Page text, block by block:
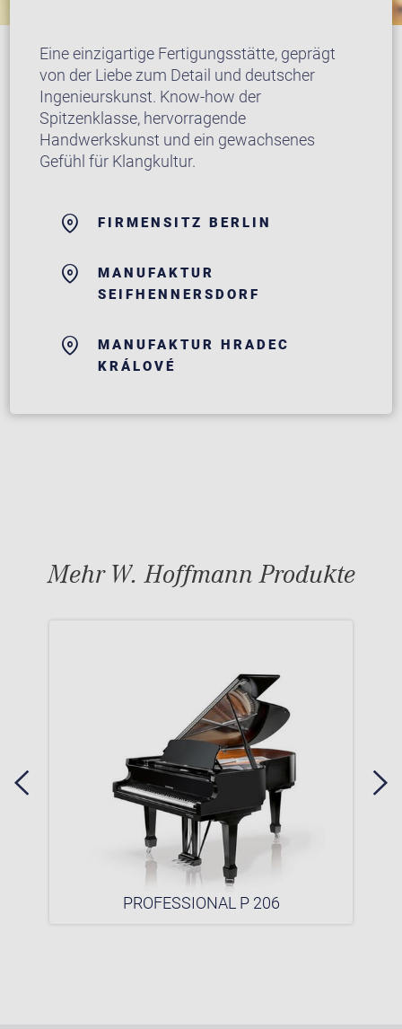
Eine einzigartige Fertigungsstätte, geprägt
von der Liebe zum Detail und deutscher
Ingenieurskunst. Know-how der
Spitzenklasse, hervorragende
Handwerkskunst und ein gewachsenes
Gefühl für Klangkultur.
FIRMENSITZ BERLIN
MANUFAKTUR
SEIFHENNERSDORF
MANUFAKTUR HRADEC
KRÁLOVÉ
Mehr W. Hoffmann Produkte
PROFESSIONAL P 206